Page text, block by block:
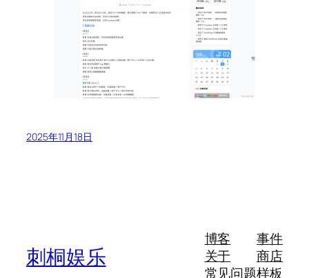
2025年11月18日
刺桐娱乐
博客
关于
常见问题
事件
商店
样板